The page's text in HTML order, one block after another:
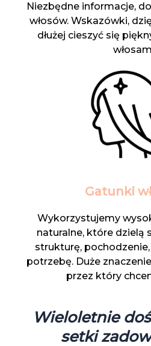
Niezbędne informacje,
włosów. Wskazówki,
dłużej cieszyć się
Gatunki
Wykorzystujemy
naturalne, które dzielą
strukturę,
potrzebę. Duże
przez który
Wieloletnie
setki